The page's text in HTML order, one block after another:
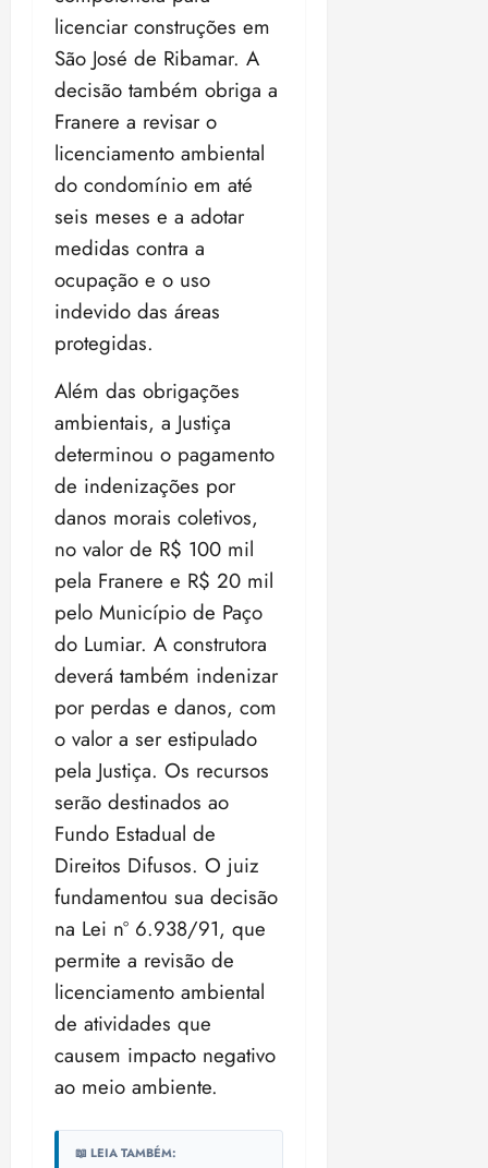
licenciar construções em
São José de Ribamar. A
decisão também obriga a
Franere a revisar o
licenciamento ambiental
do condomínio em até
seis meses e a adotar
medidas contra a
ocupação e o uso
indevido das áreas
protegidas.
Além das obrigações
ambientais, a Justiça
determinou o pagamento
de indenizações por
danos morais coletivos,
no valor de R$ 100 mil
pela Franere e R$ 20 mil
pelo Município de Paço
do Lumiar. A construtora
deverá também indenizar
por perdas e danos, com
o valor a ser estipulado
pela Justiça. Os recursos
serão destinados ao
Fundo Estadual de
Direitos Difusos. O juiz
fundamentou sua decisão
na Lei nº 6.938/91, que
permite a revisão de
licenciamento ambiental
de atividades que
causem impacto negativo
ao meio ambiente.
📖 LEIA TAMBÉM: